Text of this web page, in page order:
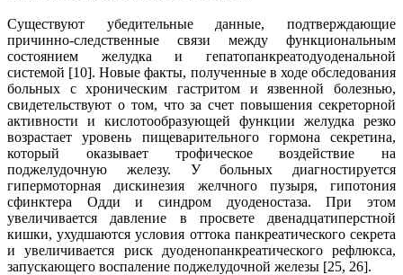
Существуют убедительные данные, подтверждающие
причинно-следственные связи между функциональным
состоянием желудка и гепатопанкреатодуоденальной
системой [10]. Новые факты, полученные в ходе обследования
больных с хроническим гастритом и язвенной болезнью,
свидетельствуют о том, что за счет повышения секреторной
активности и кислотообразующей функции желудка резко
возрастает уровень пищеварительного гормона секретина,
который оказывает трофическое воздействие на
поджелудочную железу. У больных диагностируется
гипермоторная дискинезия желчного пузыря, гипотония
сфинктера Одди и синдром дуоденостаза. При этом
увеличивается давление в просвете двенадцатиперстной
кишки, ухудшаются условия оттока панкреатического секрета
и увеличивается риск дуоденопанкреатического рефлюкса,
запускающего воспаление поджелудочной железы [25, 26].